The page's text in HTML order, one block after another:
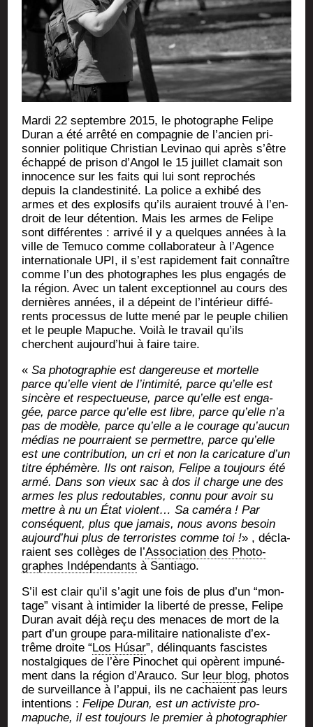
Mar­di 22 sep­tembre 2015, le pho­to­graphe Felipe
Duran a été arrê­té en com­pa­gnie de l’an­cien pri­
son­nier poli­tique Chris­tian Levi­nao qui après s’être
échap­pé de pri­son d’An­gol le 15 juillet cla­mait son
inno­cence sur les faits qui lui sont repro­chés
depuis la clan­des­ti­ni­té. La police a exhi­bé des
armes et des explo­sifs qu’ils auraient trou­vé à l’en­
droit de leur déten­tion. Mais les armes de Felipe
sont dif­fé­rentes : arri­vé il y a quelques années à la
ville de Temu­co comme col­la­bo­ra­teur à l’A­gence
inter­na­tio­nale UPI, il s’est rapi­de­ment fait connaître
comme l’un des pho­to­graphes les plus enga­gés de
la région. Avec un talent excep­tion­nel au cours des
der­nières années, il a dépeint de l’in­té­rieur dif­fé­
rents pro­ces­sus de lutte mené par le peuple chi­lien
et le peuple Mapuche. Voi­là le tra­vail qu’ils
cherchent aujourd’­hui à faire taire.
«Sa pho­to­gra­phie est dan­ge­reuse et mor­telle
parce qu’elle vient de l’in­ti­mi­té, parce qu’elle est
sin­cère et res­pec­tueuse, parce qu’elle est enga­
gée, parce parce qu’elle est libre, parce qu’elle n’a
pas de modèle, parce qu’elle a le cou­rage qu’au­cun
médias ne pour­raient se per­mettre, parce qu’elle
est une contri­bu­tion, un cri et non la cari­ca­ture d’un
titre éphé­mère. Ils ont rai­son, Felipe a tou­jours été
armé. Dans son vieux sac à dos il charge une des
armes les plus redou­tables, connu pour avoir su
mettre à nu un État violent… Sa camé­ra ! Par
consé­quent, plus que jamais, nous avons besoin
aujourd’­hui plus de ter­ro­ristes comme toi !» , décla­
raient ses col­lèges de l’Asso­cia­tion des Pho­to­
graphes Indé­pen­dants à Santiago.
S’il est clair qu’il s’a­git une fois de plus d’un “mon­
tage” visant à inti­mi­der la liber­té de presse, Felipe
Duran avait déjà reçu des menaces de mort de la
part d’un groupe para-mili­taire natio­na­liste d’ex­
trême droite “Los Húsar”, délin­quants fas­cistes
nos­tal­giques de l’ère Pino­chet qui opèrent impu­né­
ment dans la région d’A­rau­co. Sur leur blog, pho­tos
de sur­veillance à l’ap­pui, ils ne cachaient pas leurs
inten­tions :Felipe Duran, est un acti­viste pro-
mapuche, il est tou­jours le pre­mier à pho­to­gra­phier